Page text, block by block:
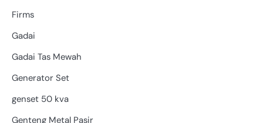
Firms
Gadai
Gadai Tas Mewah
Generator Set
genset 50 kva
Genteng Metal Pasir